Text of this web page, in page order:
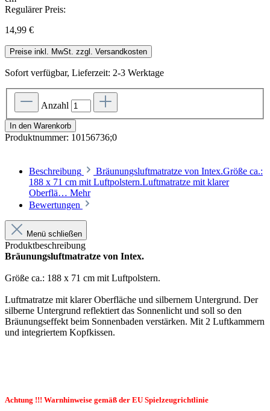
Regulärer Preis:
14,99 €
Preise inkl. MwSt. zzgl. Versandkosten
Sofort verfügbar, Lieferzeit: 2-3 Werktage
Anzahl
In den Warenkorb
Produktnummer: 10156736;0
Beschreibung
Bräunungsluftmatratze von Intex.Größe ca.:
188 x 71 cm mit Luftpolstern.Luftmatratze mit klarer
Oberflä… Mehr
Bewertungen
Menü schließen
Produktbeschreibung
Bräunungsluftmatratze von Intex.
Größe ca.: 188 x 71 cm mit Luftpolstern.
Luftmatratze mit klarer Oberfläche und silbernem Untergrund. Der
silberne Untergrund reflektiert das Sonnenlicht und soll so den
Bräunungseffekt beim Sonnenbaden verstärken. Mit 2 Luftkammern
und integriertem Kopfkissen.
Achtung !!! Warnhinweise gemäß der EU Spielzeugrichtlinie